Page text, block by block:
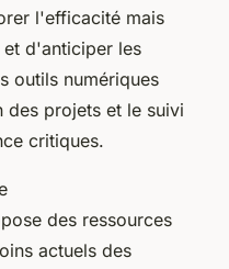
l'efficacité mais
d'anticiper les
outils numériques
des projets et le suivi
critiques.
des ressources
actuels des